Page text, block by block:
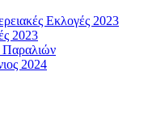
Εκλογές 2023
2023
2024